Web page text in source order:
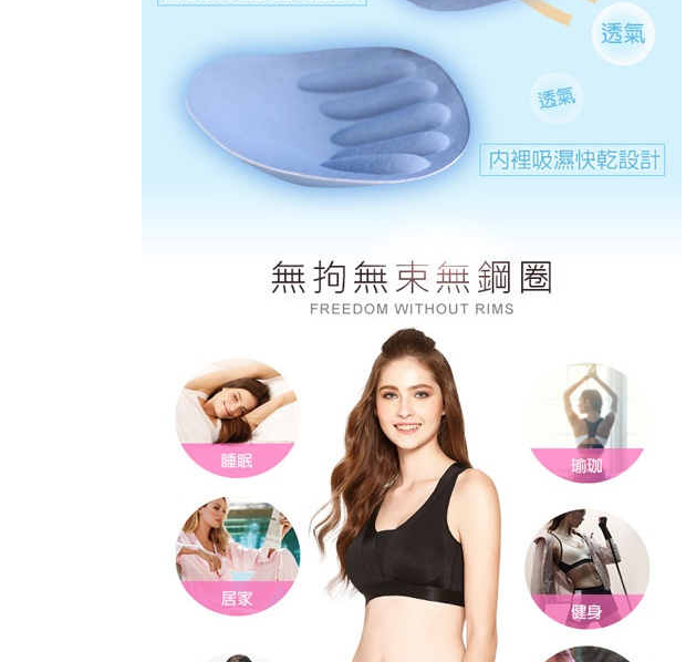
pautan berikut: https://oppay.tw/userRule